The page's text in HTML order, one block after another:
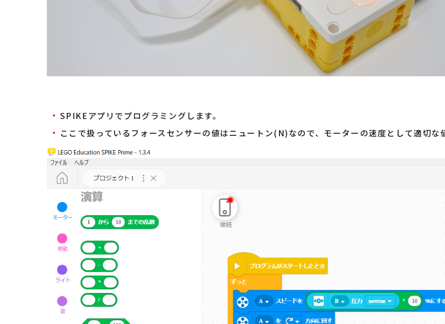
SPIKEアプリでプログラミングします。
ここで扱っているフォースセンサーの値はニュートン(N)なので、モーターの速度として適切な